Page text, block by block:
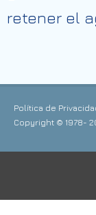
retener el
Política de
Copyright © 1978-